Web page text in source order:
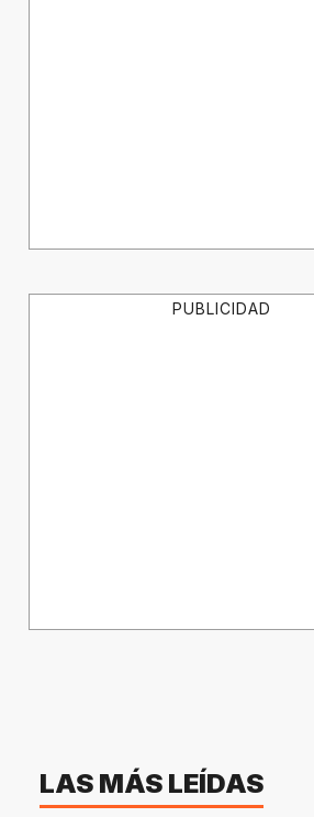
PUBLICIDAD
LAS MÁS LEÍDAS